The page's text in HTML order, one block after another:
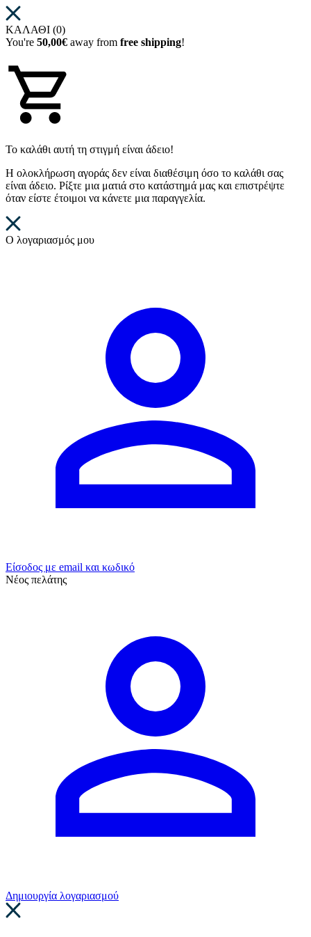
ΚΑΛΑΘΙ (0)
You're 50,00€ away from free shipping!
Το καλάθι αυτή τη στιγμή είναι άδειο!
Η ολοκλήρωση αγοράς δεν είναι διαθέσιμη όσο το καλάθι σας
είναι άδειο. Ρίξτε μια ματιά στο κατάστημά μας και επιστρέψτε
όταν είστε έτοιμοι να κάνετε μια παραγγελία.
Ο λογαριασμός μου
Είσοδος με email και κωδικό
Νέος πελάτης
Δημιουργία λογαριασμού